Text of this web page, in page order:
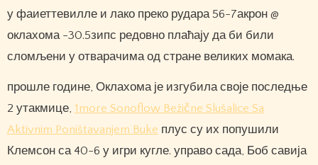
у фаиеттевилле и лако преко рудара 56-7акрон @
оклахома -30.5зипс редовно плаћају да би били
сломљени у отварачима од стране великих момака.
прошле године, Оклахома је изгубила своје последње
2 утакмице, 1more Sonoflow Bežične Slušalice Sa
Aktivnim Poništavanjem Buke плус су их попушили
Клемсон са 40-6 у игри кугле. управо сада, Боб савија